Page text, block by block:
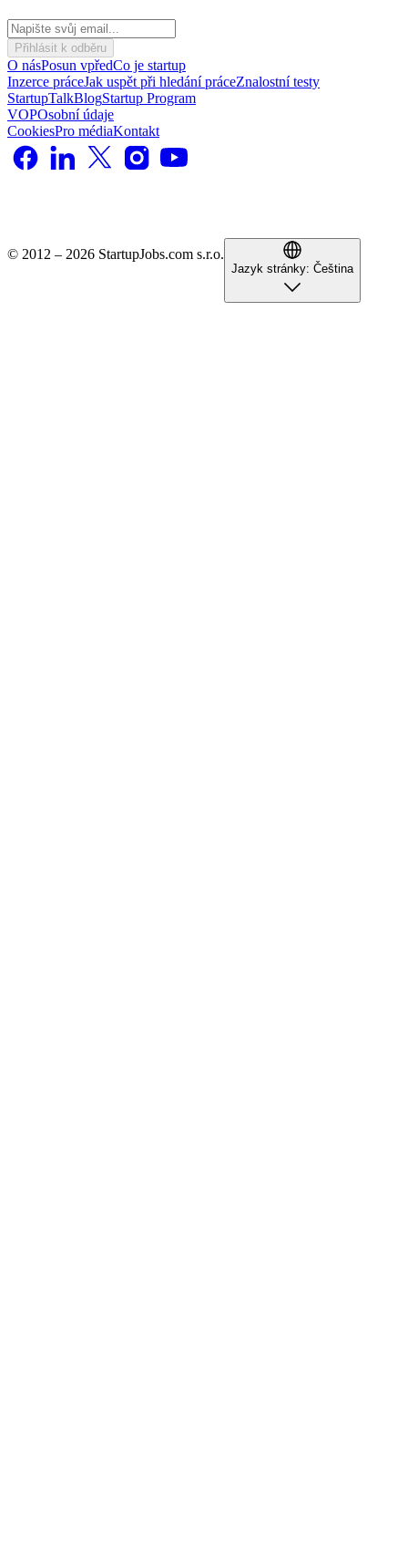
Přihlásit k odběru
O násPosun vpředCo je startup
Inzerce práceJak uspět při hledání práceZnalostní testy
StartupTalkBlogStartup Program
VOPOsobní údaje
CookiesPro médiaKontakt
© 2012 – 2026 StartupJobs.com s.r.o.
Jazyk stránky: Čeština